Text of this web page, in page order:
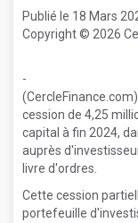
Publié le 18 Mars
Copyright © 2026
-
cession de 4,25
capital à fin 2024,
auprès
livre d'ordres.
Cette cession
portefeuille